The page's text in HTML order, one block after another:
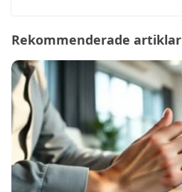
Rekommenderade artiklar